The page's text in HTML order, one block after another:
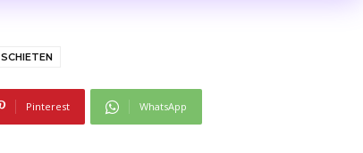
SCHIETEN
Pinterest WhatsApp